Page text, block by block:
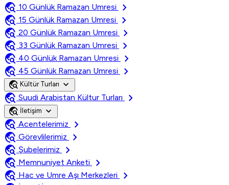
travel_explore 10 Günlük Ramazan Umresi
chevron_right
travel_explore 15 Günlük Ramazan Umresi
chevron_right
travel_explore 20 Günlük Ramazan Umresi
chevron_right
travel_explore 33 Günlük Ramazan Umresi
chevron_right
travel_explore 40 Günlük Ramazan Umresi
chevron_right
travel_explore 45 Günlük Ramazan Umresi chevron_right
travel_explore Kültür Turları expand_more
travel_explore Suudi Arabistan Kültur Turları chevron_right
travel_explore İletişim expand_more
travel_explore Acentelerimiz
chevron_right
travel_explore Görevlilerimiz
chevron_right
travel_explore Şubelerimiz
chevron_right
travel_explore Memnuniyet Anketi
chevron_right
travel_explore Hac ve Umre Aşı Merkezleri
chevron_right